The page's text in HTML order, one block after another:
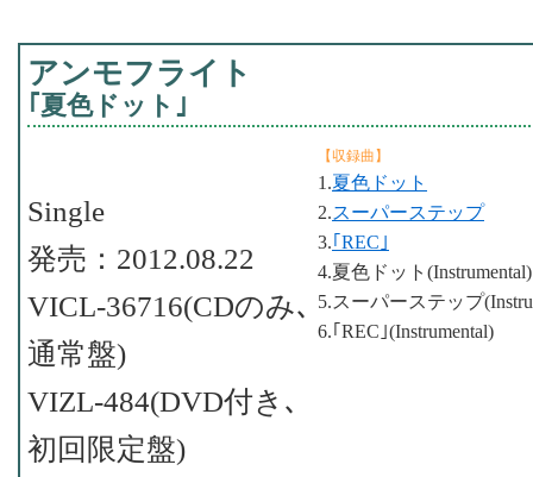
アンモフライト
｢夏色ドット｣
【収録曲】
1.夏色ドット
2.スーパーステップ
3.｢REC｣
4.夏色ドット(Instrumental)
5.スーパーステップ
6.｢REC｣(Instrumental)
Single
発売：2012.08.22
VICL-36716(CDのみ､
通常盤)
VIZL-484(DVD付き､
初回限定盤)